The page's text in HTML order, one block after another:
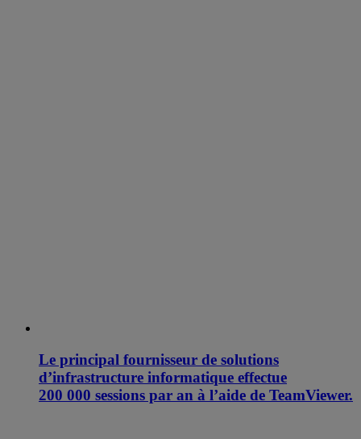
Le principal fournisseur de solutions
d’infrastructure informatique effectue
200 000 sessions par an à l’aide de TeamViewer.